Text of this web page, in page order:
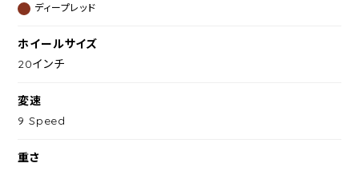
ディープレッド
ホイールサイズ
20インチ
変速
9 Speed
重さ